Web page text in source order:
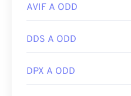
AVIF A ODD
DDS A ODD
DPX A ODD